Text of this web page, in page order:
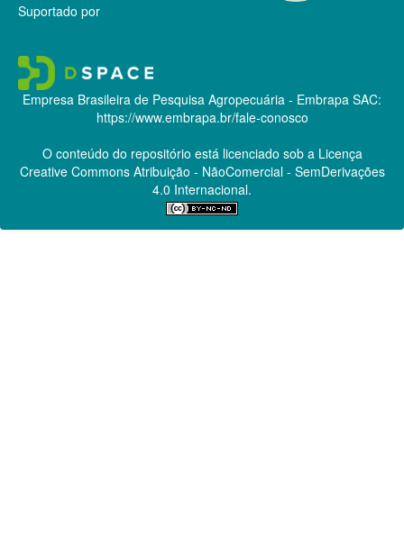
Suportado por
Empresa Brasileira de Pesquisa Agropecuária - Embrapa SAC:
https://www.embrapa.br/fale-conosco
O conteúdo do repositório está licenciado sob a Licença
Creative CommonsAtribuição - NãoComercial - SemDerivações
4.0 Internacional.